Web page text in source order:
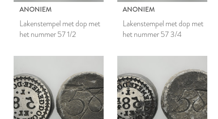
ANONIEM
Lakenstempel met dop met
het nummer 57 1/2
ANONIEM
Lakenstempel met dop met
het nummer 57 3/4